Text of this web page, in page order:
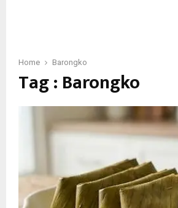
Home Barongko
Tag : Barongko